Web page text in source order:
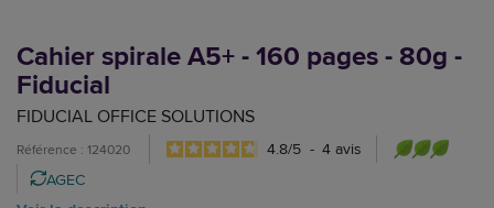
Cahier spirale A5+ - 160 pages - 80g -
Fiducial
FIDUCIAL OFFICE SOLUTIONS
Référence : 124020 4.8/5 - 4 avis
AGEC